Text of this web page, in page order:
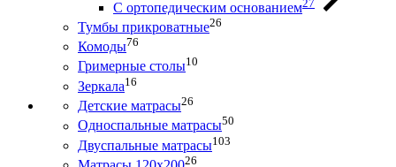
С ортопедическим основанием
Тумбы прикроватные26
Комоды76
Гримерные столы10
Зеркала16
Детские матрасы26
Односпальные матрасы50
Двуспальные матрасы103
26